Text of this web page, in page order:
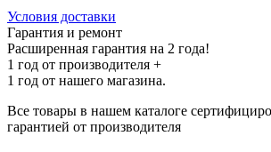
Условия доставки
Гарантия и ремонт
Расширенная гарантия на 2 года!
1 год от производителя +
1 год от нашего магазина.
Все товары в нашем каталоге
гарантией от производителя